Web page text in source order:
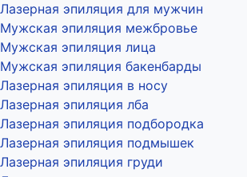
Лазерная эпиляция для мужчин
Мужская эпиляция межбровье
Мужская эпиляция лица
Мужская эпиляция бакенбарды
Лазерная эпиляция в носу
Лазерная эпиляция лба
Лазерная эпиляция подбородка
Лазерная эпиляция подмышек
Лазерная эпиляция груди